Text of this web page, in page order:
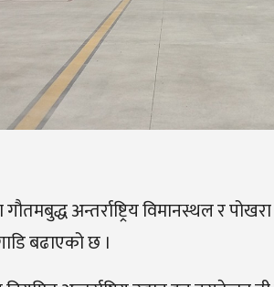
अन्तर्राष्ट्रिय विमानस्थल र
बढाएको छ ।